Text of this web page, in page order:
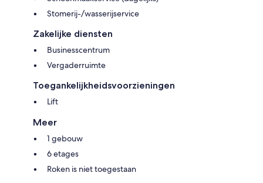
Stomerij-/wasserijservice
Zakelijke diensten
Businesscentrum
Vergaderruimte
Toegankelijkheidsvoorzieningen
Lift
Meer
1 gebouw
6 etages
Roken is niet toegestaan